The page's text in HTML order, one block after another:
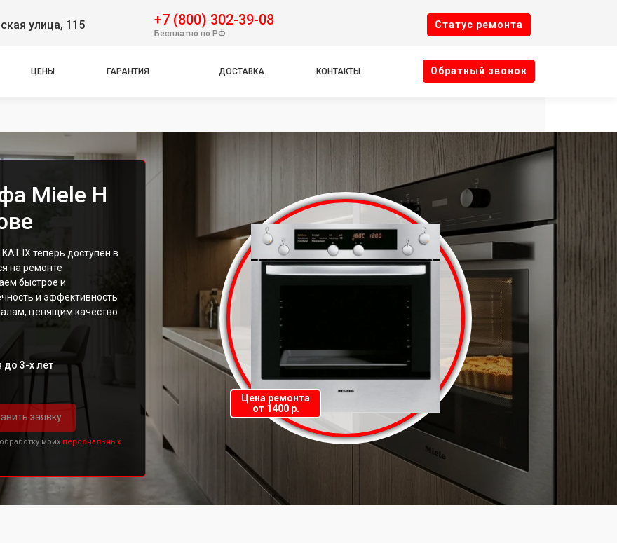
улица, 115 +7 (800) 302-39-08
Бесплатно по РФ
Cтатус ремонта
ЦЕНЫ ГАРАНТИЯ ДОСТАВКА КОНТАКТЫ Oбратный звонок
Miele H
IX теперь доступен в
на ремонте
быстрое и
и эффективность
ценящим качество
до 3-х лет
заявку
моих персональных
Цена ремонта
от 1400 р.